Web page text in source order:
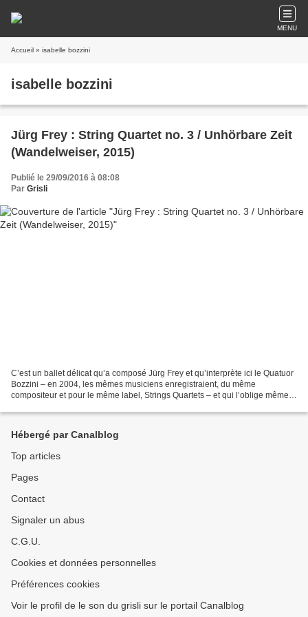
MENU
Accueil » isabelle bozzini
isabelle bozzini
Jürg Frey : String Quartet no. 3 / Unhörbare Zeit
(Wandelweiser, 2015)
Publié le 29/09/2016 à 08:08
Par Grisli
C’est un ballet délicat qu’a composé Jürg Frey et qu’interprète ici le Quatuor
Bozzini – en 2004, les mêmes musiciens enregistraient, du même
compositeur et pour le même label, Strings Quartets – et qui l’oblige même.
Hébergé par Canalblog
Top articles
Pages
Contact
Signaler un abus
C.G.U.
Cookies et données personnelles
Préférences cookies
Voir le profil de le son du grisli sur le portail Canalblog